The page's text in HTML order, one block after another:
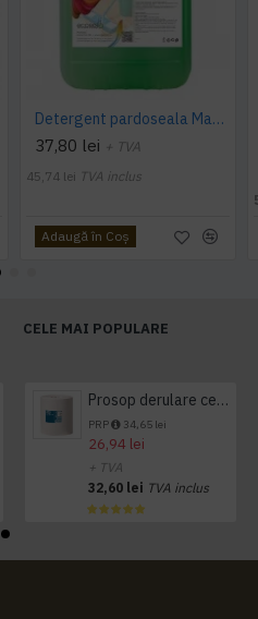
Detergent pardoseala Manual premium 5L Canistra AQAS
37,80 lei + TVA
45,74 lei TVA inclus
Adaugă în Coş
CELE MAI POPULARE
Prosop derulare centrala 1 pliu, 300 m Tork
PRP 34,65 lei
26,94 lei
+ TVA
32,60 lei TVA inclus